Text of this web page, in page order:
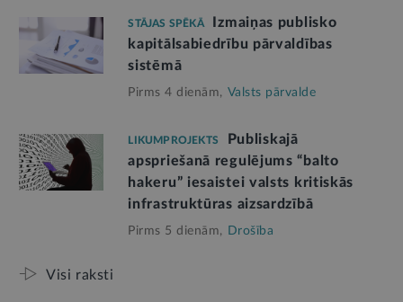
STĀJAS SPĒKĀ
Izmaiņas publisko
kapitālsabiedrību pārvaldības
sistēmā
Pirms 4 dienām, Valsts pārvalde
LIKUMPROJEKTS
Publiskajā
apspriešanā regulējums “balto
hakeru” iesaistei valsts kritiskās
infrastruktūras aizsardzībā
Pirms 5 dienām, Drošība
Visi raksti